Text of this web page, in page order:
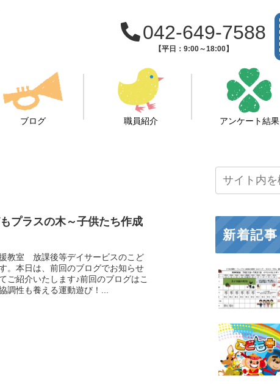
042-649-7588
【平日：9:00～18:00】
ブログ 職員紹介 アンケート結果
プラスの木～子供たち作成
教室 放課後等デイサービスのこど
。本日は、前回のブログでお知らせ
ご紹介いたします♪前回のブログはこ
調性も養える運動遊び！...
新着記事